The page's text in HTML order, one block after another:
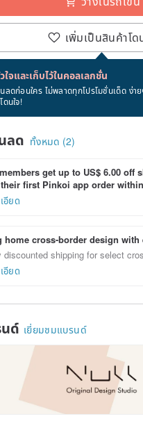
เพิ่มเป็นสินค้าโด
จและเก็บไว้ในคอลเลกชั่น
ลดก่อนใคร ไม่พลาดทุกโปรโมชั่นเด็ด ง่า
ดนใจ!
ละส่ง eCard ฟรีเมื่อซื้อสินค้า!
ยใน 8/26~9/14
ลด ทั้งหมด (2)
get up to US$ 6.00
first Pinkoi app order
อียด
home cross-border design with
discounted shipping for select
อียด
ด์ เยี่ยมชมแบรนด์